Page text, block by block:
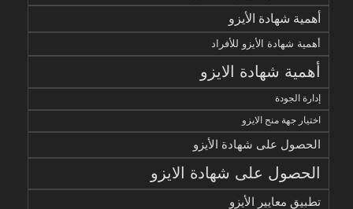
أهمية شهادة الأيزو
أهمية شهادة الأيزو للأفراد
أهمية شهادة الايزو
إدارة الجودة
اختيار جهة منح الايزو
الحصول على شهادة الأيزو
الحصول على شهادة الايزو
تطبيق معايير الأيزو